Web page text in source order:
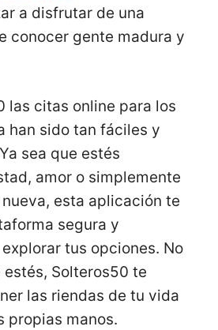
a disfrutar de una
conocer gente madura y
las citas online para los
han sido tan fáciles y
sea que estés
amor o simplemente
esta aplicación te
segura y
tus opciones. No
Solteros50 te
las riendas de tu vida
propias manos.